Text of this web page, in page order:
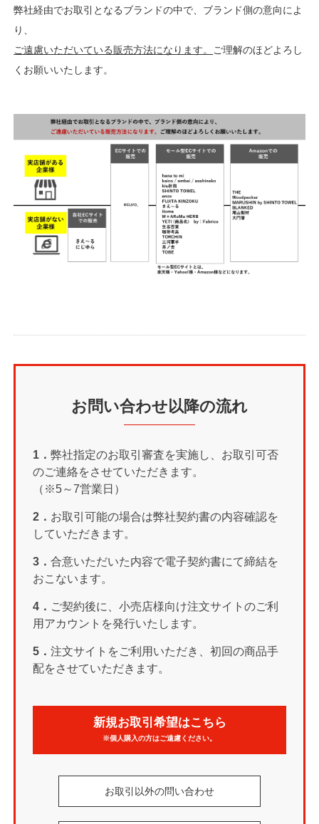
弊社経由でお取引となるブランドの中で、ブランド側の意向によ
り、
ご遠慮いただいている販売方法になります。
ご理解のほどよろし
くお願いいたします。
お問い合わせ以降の流れ
1．弊社指定のお取引審査を実施し、お取引可否
のご連絡をさせていただきます。
（※5～7営業日）
2． お取引可能の場合は弊社契約書の内容確認を
していただきます。
3．合意いただいた内容で電子契約書にて締結を
おこないます。
4． ご契約後に、小売店様向け注文サイトのご利
用アカウントを発行いたします。
5．注文サイトをご利用いただき、初回の商品手
配をさせていただきます。
新規お取引希望はこちら
※個人購入の方はご遠慮ください。
お取引以外の問い合わせ